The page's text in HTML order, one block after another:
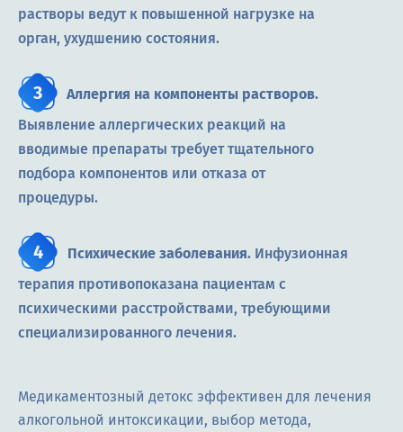
растворы ведут к повышенной нагрузке на
орган, ухудшению состояния.
Аллергия на компоненты растворов.
Выявление аллергических реакций на
вводимые препараты требует тщательного
подбора компонентов или отказа от
процедуры.
Психические заболевания. Инфузионная
терапия противопоказана пациентам с
психическими расстройствами, требующими
специализированного лечения.
Медикаментозный детокс эффективен для лечения
алкогольной интоксикации, выбор метода,